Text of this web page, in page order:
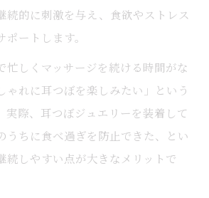
続的に刺激を与え、食欲やストレス
ートします。
忙しくマッサージを続ける時間がな
ゃれに耳つぼを楽しみたい」という
実際、耳つぼジュエリーを装着して
うちに食べ過ぎを防止できた、とい
続しやすい点が大きなメリットで